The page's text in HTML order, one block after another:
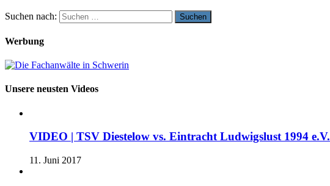
Suchen nach:
Werbung
Unsere neusten Videos
VIDEO | TSV Diestelow vs. Eintracht Ludwigslust 1994 e.V.
11. Juni 2017